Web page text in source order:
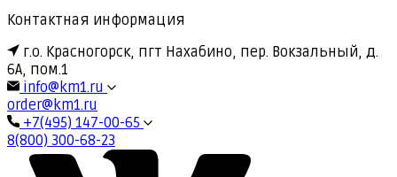
Контактная информация
г.о. Красногорск, пгт Нахабино, пер. Вокзальный, д.
6А, пом.1
info@km1.ru
order@km1.ru
+7(495) 147-00-65
8(800) 300-68-23